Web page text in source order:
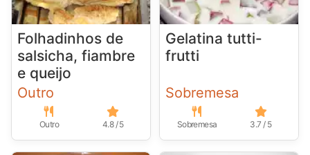
Folhadinhos de
salsicha, fiambre
e queijo
Outro
Outro 4.8 / 5
Gelatina tutti-
frutti
Sobremesa
Sobremesa 3.7 / 5